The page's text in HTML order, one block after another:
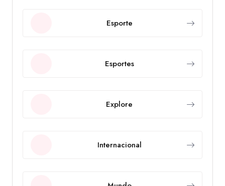
Esporte
Esportes
Explore
Internacional